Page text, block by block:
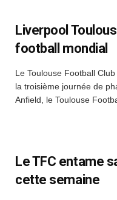
Liverpool
football mondial
Le Toulouse Football
la troisième journée de
Anfield, le Toulouse
Le TFC entame
cette semaine